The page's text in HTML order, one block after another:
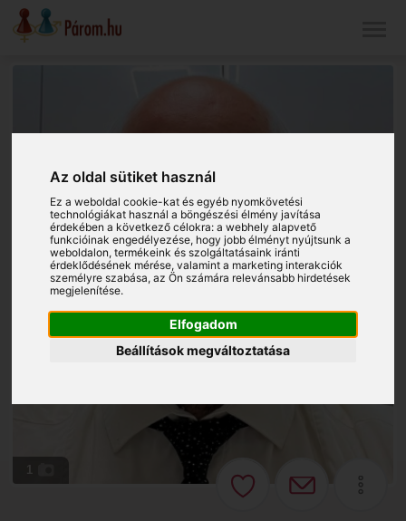
Az oldal sütiket használ
Ez a weboldal cookie-kat és egyéb nyomkövetési
technológiákat használ a böngészési élmény javítása
érdekében a következő célokra:a webhely alapvető
funkcióinak engedélyezése, hogy jobb élményt nyújtsunk a
weboldalon,termékeink és szolgáltatásaink iránti
érdeklődésének mérése, valamint a marketing interakciók
személyre szabása,az Ön számára relevánsabb hirdetések
megjelenítése.
Elfogadom
Beállítások megváltoztatása
1